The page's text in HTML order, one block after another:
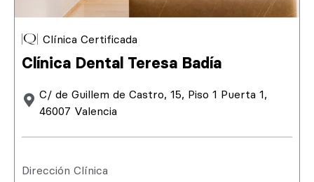
Clínica Certificada
Clínica Dental Teresa Badía
C/ de Guillem de Castro, 15, Piso 1 Puerta 1,
46007 Valencia
Dirección Clínica